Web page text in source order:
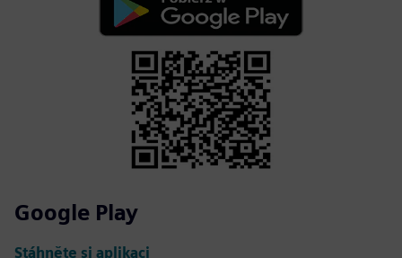
Google Play
Stáhněte si aplikaci